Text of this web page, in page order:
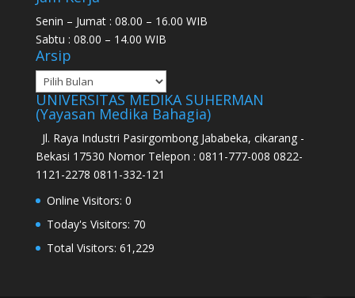
Senin – Jumat : 08.00 – 16.00 WIB
Sabtu : 08.00 – 14.00 WIB
Arsip
UNIVERSITAS MEDIKA SUHERMAN
(Yayasan Medika Bahagia)
Jl. Raya Industri Pasirgombong Jababeka, cikarang -
Bekasi 17530 Nomor Telepon : 0811-777-008 0822-
1121-2278 0811-332-121
Online Visitors: 0
Today's Visitors: 70
Total Visitors: 61,229